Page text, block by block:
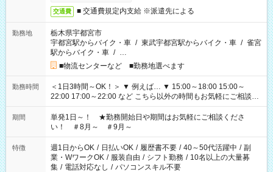
交通費 ■ 交通費規定内支給 ※派遣先による
勤務地
栃木県宇都宮市
宇都宮駅からバイク・車 / 東武宇都宮駅からバイク・車 / 雀宮
駅からバイク・車 / …
■物流センターなど ■勤務地選べます
勤務時間
＜1日3時間～OK！＞ ▼ 例えば… ▼ 15:00～18:00 15:00～
22:00 17:00～22:00 など こちら以外の時間もお気軽にご相談く
ださい！
期間
単発1日～！ ★勤務開始日や期間はお気軽にご相談くださ
い！ ＃8月～ ＃9月～
特徴 週1日からOK / 日払いOK / 履歴書不要 / 40～50代活躍中 / 副
業・WワークOK / 服装自由 / シフト勤務 / 10名以上の大量募
集 / 電話対応なし / パソコンスキル不要